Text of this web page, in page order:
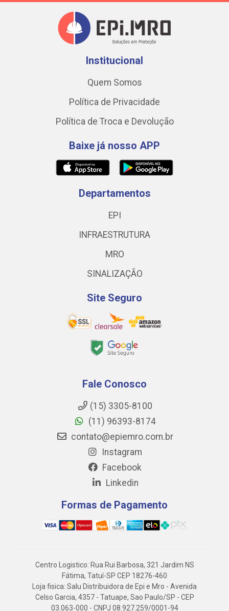
Institucional
Quem Somos
Política de Privacidade
Política de Troca e Devolução
Baixe já nosso APP
Departamentos
EPI
INFRAESTRUTURA
MRO
SINALIZAÇÃO
Site Seguro
Fale Conosco
(15) 3305-8100
(11) 96393-8174
contato@epiemro.com.br
Instagram
Facebook
Linkedin
Formas de Pagamento
Centro Logistico: Rua Rui Barbosa, 321 Jardim NS
Fátima, Tatuí-SP CEP 18276-460
Loja fisica: Salu Distribuidora de Epi e Mro - Avenida
Celso Garcia, 4357 - Tatuape, Sao Paulo/SP - CEP
03.063-000 - CNPJ 08.927.259/0001-94